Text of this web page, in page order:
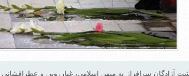
به مناسبت 26 مرداد سالروز بازگشت آزادگان سرافراز به میهن اسلامی، غبارروبی و عطرافشانی